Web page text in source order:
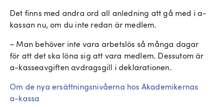
Det finns med andra ord all anledning att gå med i a-
kassan nu, om du inte redan är medlem.
– Man behöver inte vara arbetslös så många dagar
för att det ska löna sig att vara medlem. Dessutom är
a-kasseavgiften avdragsgill i deklarationen.
Om de nya ersättningsnivåerna hos Akademikernas
a-kassa